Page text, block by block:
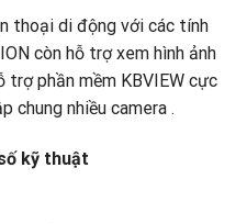
thoại di động với các tính
còn hỗ trợ xem hình ảnh
trợ phần mềm KBVIEW cực
chung nhiều camera .
kỹ thuật